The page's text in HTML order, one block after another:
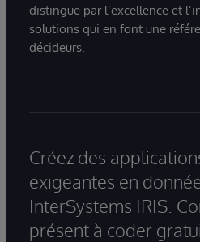
distingue par l’excellence et
solutions qui en font une
décideurs.
Créez des
exigeantes en
InterSystems IRIS.
présent à coder